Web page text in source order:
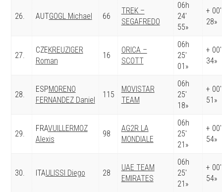
26. AUTGOGL Michael 66
TREK –
SEGAFREDO
06h
24′
55»
+ 00′
28»
27.
CZEKREUZIGER
Roman
16
ORICA –
SCOTT
06h
25′
01»
+ 00′
34»
28.
ESPMORENO
FERNANDEZ Daniel
115
MOVISTAR
TEAM
06h
25′
18»
+ 00′
51»
29.
FRAVUILLERMOZ
Alexis
98
AG2R LA
MONDIALE
06h
25′
21»
+ 00′
54»
30. ITAULISSI Diego 28
UAE TEAM
EMIRATES
06h
25′
21»
+ 00′
54»